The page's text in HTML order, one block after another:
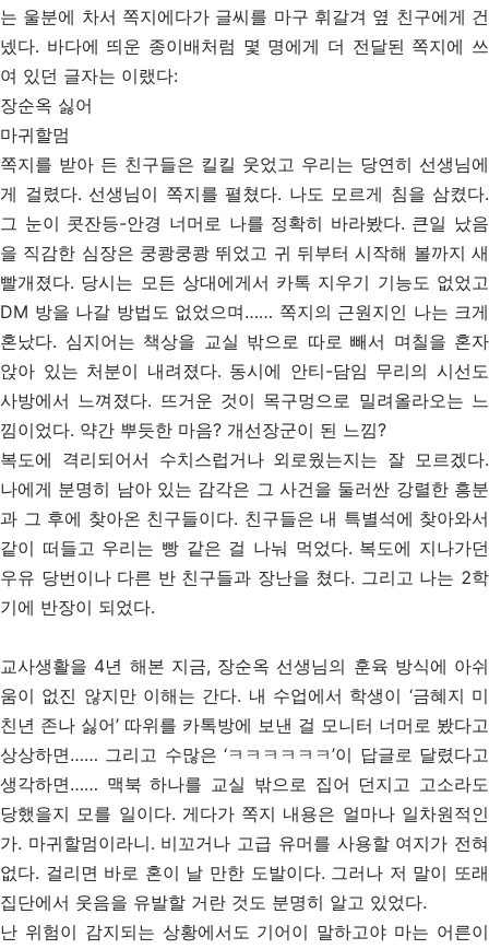
는 울분에 차서 쪽지에다가 글씨를 마구 휘갈겨 옆 친구에게 건
넸다. 바다에 띄운 종이배처럼 몇 명에게 더 전달된 쪽지에 쓰
여 있던 글자는 이랬다:
장순옥 싫어
마귀할멈
쪽지를 받아 든 친구들은 킬킬 웃었고 우리는 당연히 선생님에
게 걸렸다. 선생님이 쪽지를 펼쳤다. 나도 모르게 침을 삼켰다.
그 눈이 콧잔등-안경 너머로 나를 정확히 바라봤다. 큰일 났음
을 직감한 심장은 쿵쾅쿵쾅 뛰었고 귀 뒤부터 시작해 볼까지 새
빨개졌다. 당시는 모든 상대에게서 카톡 지우기 기능도 없었고
DM 방을 나갈 방법도 없었으며…… 쪽지의 근원지인 나는 크게
혼났다. 심지어는 책상을 교실 밖으로 따로 빼서 며칠을 혼자
앉아 있는 처분이 내려졌다. 동시에 안티-담임 무리의 시선도
사방에서 느껴졌다. 뜨거운 것이 목구멍으로 밀려올라오는 느
낌이었다. 약간 뿌듯한 마음? 개선장군이 된 느낌?
복도에 격리되어서 수치스럽거나 외로웠는지는 잘 모르겠다.
나에게 분명히 남아 있는 감각은 그 사건을 둘러싼 강렬한 흥분
과 그 후에 찾아온 친구들이다. 친구들은 내 특별석에 찾아와서
같이 떠들고 우리는 빵 같은 걸 나눠 먹었다. 복도에 지나가던
우유 당번이나 다른 반 친구들과 장난을 쳤다. 그리고 나는 2학
기에 반장이 되었다.
교사생활을 4년 해본 지금, 장순옥 선생님의 훈육 방식에 아쉬
움이 없진 않지만 이해는 간다. 내 수업에서 학생이 ‘금혜지 미
친년 존나 싫어’ 따위를 카톡방에 보낸 걸 모니터 너머로 봤다고
상상하면…… 그리고 수많은 ‘ㅋㅋㅋㅋㅋㅋ’이 답글로 달렸다고
생각하면…… 맥북 하나를 교실 밖으로 집어 던지고 고소라도
당했을지 모를 일이다. 게다가 쪽지 내용은 얼마나 일차원적인
가. 마귀할멈이라니. 비꼬거나 고급 유머를 사용할 여지가 전혀
없다. 걸리면 바로 혼이 날 만한 도발이다. 그러나 저 말이 또래
집단에서 웃음을 유발할 거란 것도 분명히 알고 있었다.
난 위험이 감지되는 상황에서도 기어이 말하고야 마는 어른이